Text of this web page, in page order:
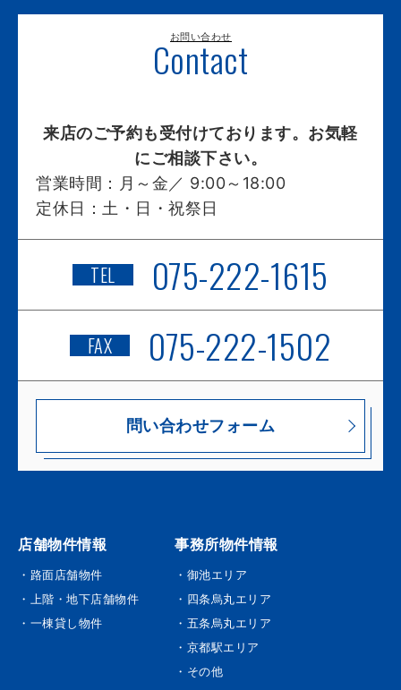
お問い合わせ
Contact
来店のご予約も受付けております。お気軽
にご相談下さい。
営業時間：
月～金／ 9:00～18:00
定休日： 土・日・祝祭日
TEL 075-222-1615
FAX 075-222-1502
問い合わせフォーム
店舗物件情報
・路面店舗物件
・上階・地下店舗物件
・一棟貸し物件
事務所物件情報
・御池エリア
・四条烏丸エリア
・五条烏丸エリア
・京都駅エリア
・その他